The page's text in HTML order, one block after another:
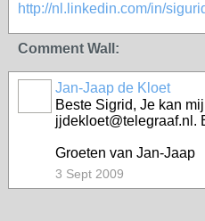
http://nl.linkedin.com/in/
Comment Wall:
Jan-Jaap de Kloet
Beste Sigrid, Je kan
jjdekloet@telegraaf.nl.
Groeten van Jan-Jaap
3 Sept 2009